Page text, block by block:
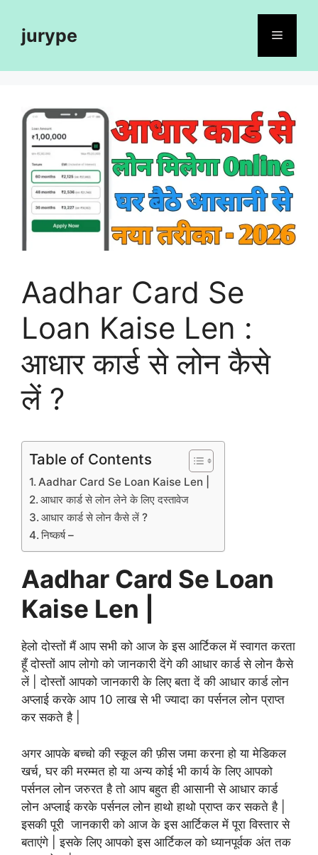
contentjurype Menu
Aadhar Card Se
Loan Kaise Len :
आधार कार्ड से लोन कैसे
लें ?
Table of Contents
Aadhar Card Se Loan Kaise Len |
आधार कार्ड से लोन लेने के लिए दस्तावेज
आधार कार्ड से लोन कैसे लें ?
निष्कर्ष –
Aadhar Card Se Loan
Kaise Len |
हेलो दोस्तों मैं आप सभी को आज के इस आर्टिकल में स्वागत करता
हूँ दोस्तों आप लोगो को जानकारी देंगे की आधार कार्ड से लोन कैसे
लें | दोस्तों आपको जानकारी के लिए बता दें की आधार कार्ड लोन
अप्लाई करके आप 10 लाख से भी ज्यादा का पर्सनल लोन प्राप्त
कर सकते है |
अगर आपके बच्चो की स्कूल की फ़ीस जमा करना हो या मेडिकल
खर्च, घर की मरम्मत हो या अन्य कोई भी कार्य के लिए आपको
पर्सनल लोन जरुरत है तो आप बहुत ही आसानी से आधार कार्ड
लोन अप्लाई करके पर्सनल लोन हाथो हाथो प्राप्त कर सकते है |
इसकी पूरी जानकारी को आज के इस आर्टिकल में पूरा विस्तार से
बताएंगे | इसके लिए आपको इस आर्टिकल को ध्यानपूर्वक अंत तक